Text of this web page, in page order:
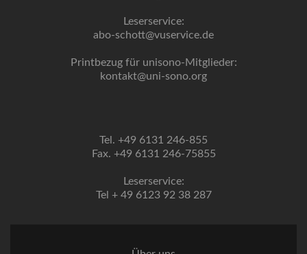
Leserservice:
abo-schott@vuservice.de
Printbezug für unisono-Mitglieder:
kontakt@uni-sono.org
Tel. +49 6131 246-855
Fax. +49 6131 246-75855
Leserservice:
Tel + 49 6123 92 38 287